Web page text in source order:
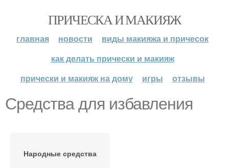
ПРИЧЕСКА И МАКИЯЖ
главная новости
виды макияжа и причесок
как делать прически и макияж
прически и макияж на дому
игры отзывы
Средства для избавления
Народные средства